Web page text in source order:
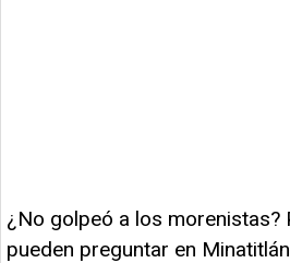
¿No golpeó a los morenistas?
pueden preguntar en